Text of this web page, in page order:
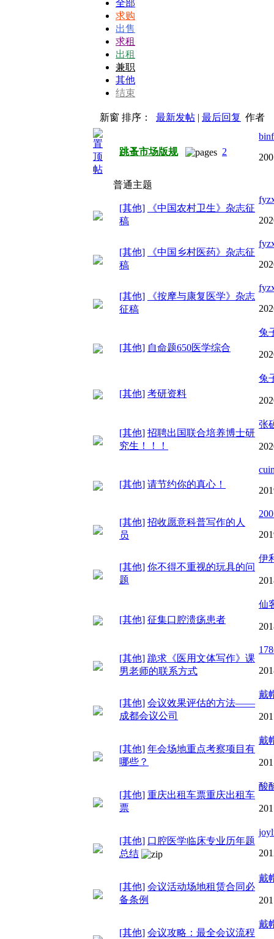
全部
求购
出售
求租
出租
兼职
其他
结束
新窗 排序： 最新发帖 | 最后回复 作者
跳蚤市场版规 2
普通主题
[其他]
《中国农村卫生》杂志征
稿
[其他]
《中国乡村医药》杂志征
稿
[其他]
《按摩与康复医学》杂志
征稿
[其他] 自命题650医学综合
兔
[其他] 考研资料
兔
[其他] 招聘出国联合培养博士研
究生！！！
张
[其他] 请节约你的真心！
[其他] 招收愿意科普写作的人
员
[其他] 你不得不重视的玩具的问
题
伊
[其他] 征集口腔溃疡患者
仙
[其他] 跪求《医用文体写作》课
男老师的联系方式
[其他] 会议效果评估的方法——
成都会议公司
戴
[其他] 年会场地重点考察项目有
哪些？
戴
[其他] 重庆出租车票重庆出租车
票
酸
[其他] 口腔医学临床专业历年题
总结
[其他] 会议活动场地租赁合同必
备条例
戴
[其他] 会议攻略：最全会议流程
戴